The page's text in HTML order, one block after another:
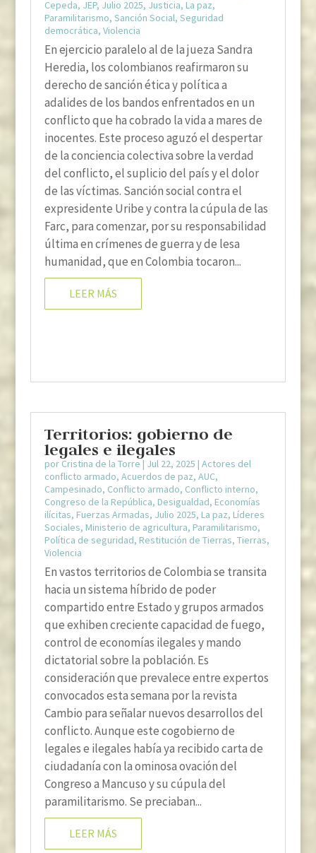
Cepeda, JEP, Julio 2025, Justicia, La paz,
Paramilitarismo, Sanción Social, Seguridad
democrática, Violencia
En ejercicio paralelo al de la jueza Sandra
Heredia, los colombianos reafirmaron su
derecho de sanción ética y política a
adalides de los bandos enfrentados en un
conflicto que ha cobrado la vida a mares de
inocentes. Este proceso aguzó el despertar
de la conciencia colectiva sobre la verdad
del conflicto, el suplicio del país y el dolor
de las víctimas. Sanción social contra el
expresidente Uribe y contra la cúpula de las
Farc, para comenzar, por su responsabilidad
última en crímenes de guerra y de lesa
humanidad, que en Colombia tocaron...
LEER MÁS
Territorios: gobierno de
legales e ilegales
por Cristina de la Torre | Jul 22, 2025 | Actores del
conflicto armado, Acuerdos de paz, AUC,
Campesinado, Conflicto armado, Conflicto interno,
Congreso de la República, Desigualdad, Economías
ilícitas, Fuerzas Armadas, Julio 2025, La paz, Líderes
Sociales, Ministerio de agricultura, Paramilitarismo,
Política de seguridad, Restitución de Tierras, Tierras,
Violencia
En vastos territorios de Colombia se transita
hacia un sistema híbrido de poder
compartido entre Estado y grupos armados
que exhiben creciente capacidad de fuego,
control de economías ilegales y mando
dictatorial sobre la población. Es
consideración que prevalece entre expertos
convocados esta semana por la revista
Cambio para señalar nuevos desarrollos del
conflicto. Aunque este cogobierno de
legales e ilegales había ya recibido carta de
ciudadanía con la ominosa ovación del
Congreso a Mancuso y su cúpula del
paramilitarismo. Se preciaban...
LEER MÁS